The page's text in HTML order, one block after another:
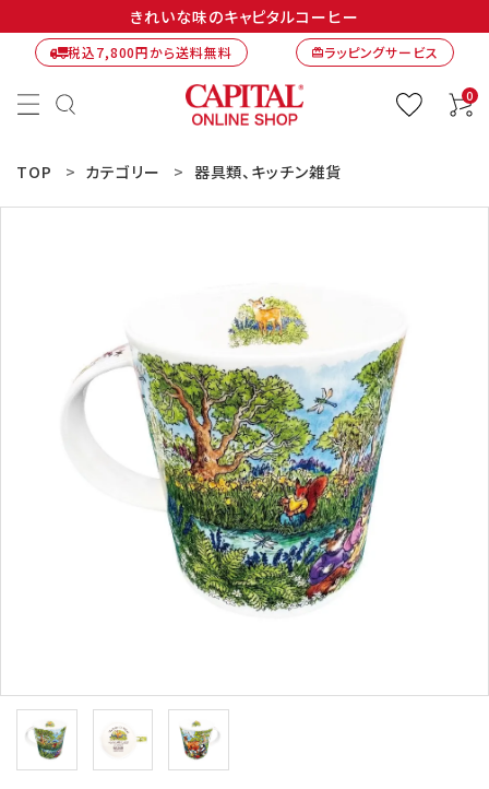
きれいな味のキャピタルコーヒー
税込7,800円から送料無料 card_giftcardラッピングサービス
0
ACCOUNT MENU
ようこそ ゲスト 様
新規会員登録
search
Contents
Information
TOP カテゴリー 器具類、キッチン雑貨